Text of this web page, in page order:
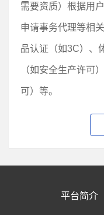
需要资质）根据用
申请事务代理等相
品认证（如3C）、
（如安全生产许可
可）等。
平台简介